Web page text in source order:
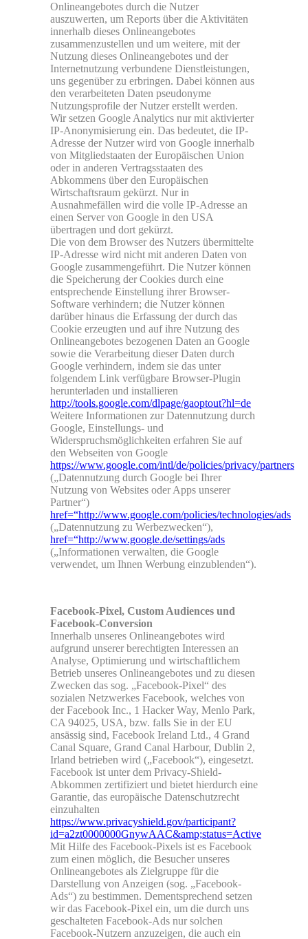
Onlineangebotes durch die Nutzer
auszuwerten, um Reports über die Aktivitäten
innerhalb dieses Onlineangebotes
zusammenzustellen und um weitere, mit der
Nutzung dieses Onlineangebotes und der
Internetnutzung verbundene Dienstleistungen,
uns gegenüber zu erbringen. Dabei können aus
den verarbeiteten Daten pseudonyme
Nutzungsprofile der Nutzer erstellt werden.
Wir setzen Google Analytics nur mit aktivierter
IP-Anonymisierung ein. Das bedeutet, die IP-
Adresse der Nutzer wird von Google innerhalb
von Mitgliedstaaten der Europäischen Union
oder in anderen Vertragsstaaten des
Abkommens über den Europäischen
Wirtschaftsraum gekürzt. Nur in
Ausnahmefällen wird die volle IP-Adresse an
einen Server von Google in den USA
übertragen und dort gekürzt.
Die von dem Browser des Nutzers übermittelte
IP-Adresse wird nicht mit anderen Daten von
Google zusammengeführt. Die Nutzer können
die Speicherung der Cookies durch eine
entsprechende Einstellung ihrer Browser-
Software verhindern; die Nutzer können
darüber hinaus die Erfassung der durch das
Cookie erzeugten und auf ihre Nutzung des
Onlineangebotes bezogenen Daten an Google
sowie die Verarbeitung dieser Daten durch
Google verhindern, indem sie das unter
folgendem Link verfügbare Browser-Plugin
herunterladen und installieren
http://tools.google.com/dlpage/gaoptout?hl=de
Weitere Informationen zur Datennutzung durch
Google, Einstellungs- und
Widerspruchsmöglichkeiten erfahren Sie auf
den Webseiten von Google
https://www.google.com/intl/de/policies/privacy/partners
(„Datennutzung durch Google bei Ihrer
Nutzung von Websites oder Apps unserer
Partner“)
href=“http://www.google.com/policies/technologies/ads
(„Datennutzung zu Werbezwecken“),
href=“http://www.google.de/settings/ads
(„Informationen verwalten, die Google
verwendet, um Ihnen Werbung einzublenden“).
Facebook-Pixel, Custom Audiences und
Facebook-Conversion
Innerhalb unseres Onlineangebotes wird
aufgrund unserer berechtigten Interessen an
Analyse, Optimierung und wirtschaftlichem
Betrieb unseres Onlineangebotes und zu diesen
Zwecken das sog. „Facebook-Pixel“ des
sozialen Netzwerkes Facebook, welches von
der Facebook Inc., 1 Hacker Way, Menlo Park,
CA 94025, USA, bzw. falls Sie in der EU
ansässig sind, Facebook Ireland Ltd., 4 Grand
Canal Square, Grand Canal Harbour, Dublin 2,
Irland betrieben wird („Facebook“), eingesetzt.
Facebook ist unter dem Privacy-Shield-
Abkommen zertifiziert und bietet hierdurch eine
Garantie, das europäische Datenschutzrecht
einzuhalten
https://www.privacyshield.gov/participant?
id=a2zt0000000GnywAAC&amp;status=Active
Mit Hilfe des Facebook-Pixels ist es Facebook
zum einen möglich, die Besucher unseres
Onlineangebotes als Zielgruppe für die
Darstellung von Anzeigen (sog. „Facebook-
Ads“) zu bestimmen. Dementsprechend setzen
wir das Facebook-Pixel ein, um die durch uns
geschalteten Facebook-Ads nur solchen
Facebook-Nutzern anzuzeigen, die auch ein